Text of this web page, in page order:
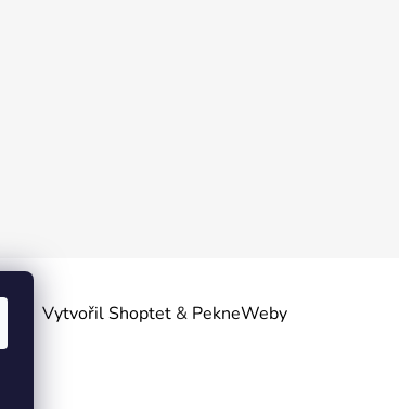
Vytvořil Shoptet & PekneWeby